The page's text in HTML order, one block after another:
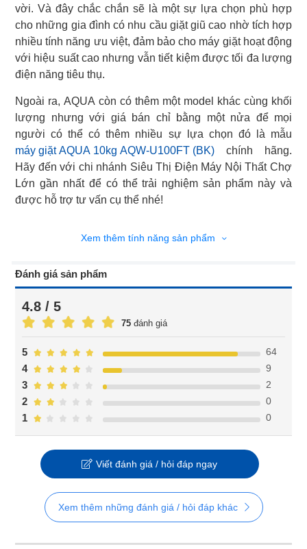
vời. Và đây chắc chắn sẽ là một sự lựa chọn phù hợp
cho những gia đình có nhu cầu giặt giũ cao nhờ tích hợp
nhiều tính năng ưu việt, đảm bảo cho máy giặt hoạt động
với hiệu suất cao nhưng vẫn tiết kiệm được tối đa lượng
điện năng tiêu thụ.
Ngoài ra, AQUA còn có thêm một model khác cùng khối
lượng nhưng với giá bán chỉ bằng một nửa để mọi
máy giặt AQUA 10kg AQW-U100FT (BK) chính hãng.
Hãy đến với chi nhánh Siêu Thị Điện Máy Nội Thất Chợ
Lớn gần nhất để có thể trải nghiệm sản phẩm này và
được hỗ trợ tư vấn cụ thể nhé!
Xem thêm tính năng sản phẩm
Đánh giá sản phẩm
4.8 / 5
75 đánh giá
1 0
2 0
3 2
4 9
5 64
Viết đánh giá / hỏi đáp ngay
Xem thêm những đánh giá / hỏi đáp khác